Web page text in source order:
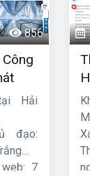
856
Hải
đạo:
7